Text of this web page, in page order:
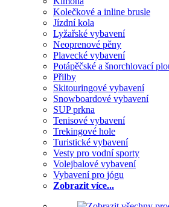
Kolečkové a inline brusle
Jízdní kola
Lyžařské vybavení
Neoprenové pěny
Plavecké vybavení
Potápěčské a šnorchlovací
Přilby
Skitouringové vybavení
Snowboardové vybavení
SUP prkna
Tenisové vybavení
Trekingové hole
Turistické vybavení
Vesty pro vodní sporty
Volejbalové vybavení
Vybavení pro jógu
Zobrazit více...